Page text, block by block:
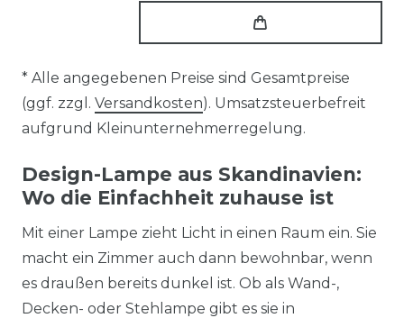
* Alle angegebenen Preise sind Gesamtpreise
(ggf. zzgl. Versandkosten). Umsatzsteuerbefreit
aufgrund Kleinunternehmerregelung.
Design-Lampe aus Skandinavien:
Wo die Einfachheit zuhause ist
Mit einer Lampe zieht Licht in einen Raum ein. Sie
macht ein Zimmer auch dann bewohnbar, wenn
es draußen bereits dunkel ist. Ob als Wand-,
Decken- oder Stehlampe gibt es sie in